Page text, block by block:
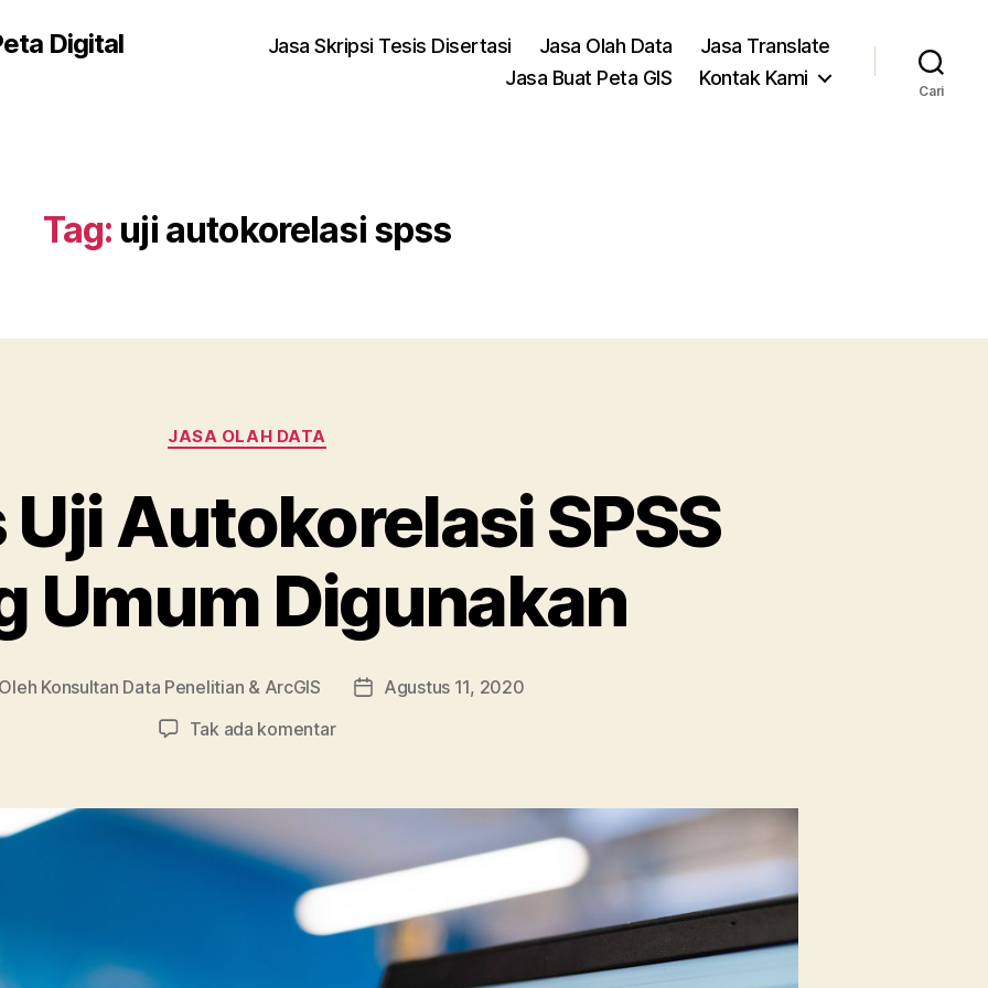
Digital Jasa Skripsi Tesis Disertasi Jasa Olah Data
Jasa Translate
Jasa Buat Peta GIS
Kontak Kami
Cari
Tag: uji autokorelasi spss
Kategori
JASA OLAH DATA
Autokorelasi SPSS
Umum Digunakan
Oleh Konsultan Data Penelitian & ArcGIS
Tanggal
Agustus 11, 2020
Tak ada komentarpada
Uji
SPSS
yang
Digunakan